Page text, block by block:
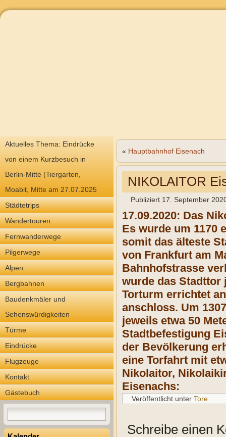
Aktuelles Thema: Eindrücke
von einem Kurzbesuch in
Berlin-Mitte (Tiergarten,
Moabit, Mitte am 27.07.2025
Städtetrips
Wandertouren
Fernwanderwege
Pilgerwege
Alpen
Bergbahnen
Baudenkmäler und
Sehenswürdigkeiten
Türme
Eindrücke
Flugzeuge
Kontakt
Gästebuch
« Hauptbahnhof Eisenach
NIKOLAITOR
Publiziert 17. September
17.09.2020: Das
Es wurde um 1170
somit das älteste
von Frankfurt am
Bahnhofstrasse
wurde das Stadttor
Torturm errichtet
anschloss. Um
jeweils etwa 50
Stadtbefestigung
der Bevölkerung
eine Torfahrt mit
Nikolaitor,
Eisenachs:
Veröffentlicht unter Tore
Schreibe einen